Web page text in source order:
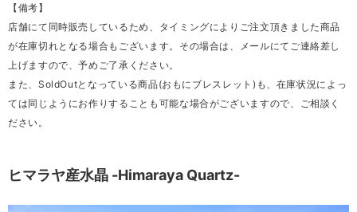
【備考】
店舗にて同時販売しているため、タイミングによりご注文頂きました商品
が在庫切れとなる場合もございます。その場合は、メールにてご連絡差し
上げますので、予めご了承ください。
また、SoldOutとなっている商品(おもにブレスレット)も、在庫状況によっ
ては同じようにお作りすることも可能な場合がございますので、ご相談く
ださい。
ヒマラヤ産水晶 -Himaraya Quartz-